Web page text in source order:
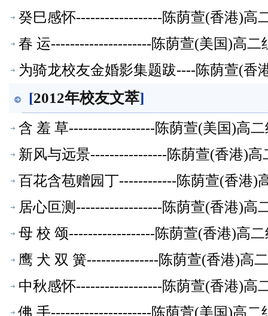
癸巳感怀------------------陈荫萱(香港)高
春 运---------------------陈荫萱(美国)高二
为骑龙校友金婚影集题跋----陈荫萱(香
[2012年校友文萃]
含 羞 草------------------陈荫萱(美国)高
新风与远景----------------陈荫萱(香港)高
百花含苞赠园丁------------陈荫萱(香港)
居心叵测------------------陈荫萱(香港)高
母 校 颂------------------陈荫萱(香港)高
鹰 犬 双 簧---------------陈荫萱(香港)高
中秋感怀------------------陈荫萱(香港)高
佛 手---------------------陈荫萱(美国)高二